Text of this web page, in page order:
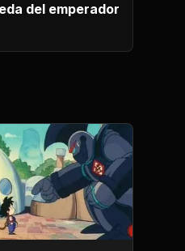
del emperador